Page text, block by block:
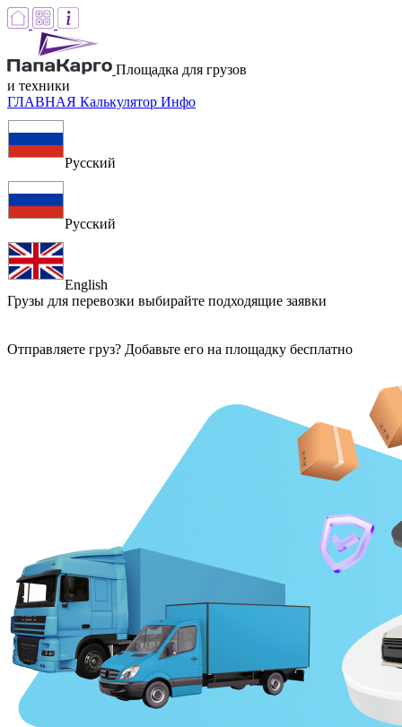
Площадка для грузов
и техники
ГЛАВНАЯ Калькулятор Инфо
Русский
Русский
English
Грузы для перевозки выбирайте подходящие заявки
Отправляете груз? Добавьте его на площадку бесплатно